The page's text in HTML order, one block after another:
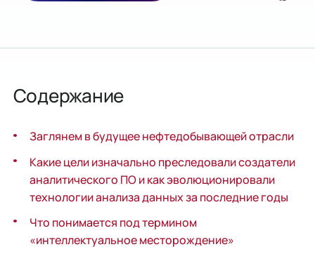
Содержание
Заглянем в будущее нефтедобывающей отрасли
Какие цели изначально преследовали создатели
аналитического ПО и как эволюционировали
технологии анализа данных за последние годы
Что понимается под термином
«интеллектуальное месторождение»